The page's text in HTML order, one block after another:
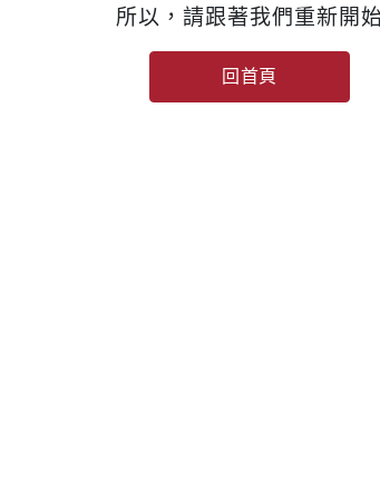
所以，請跟著我們重新開
回首頁